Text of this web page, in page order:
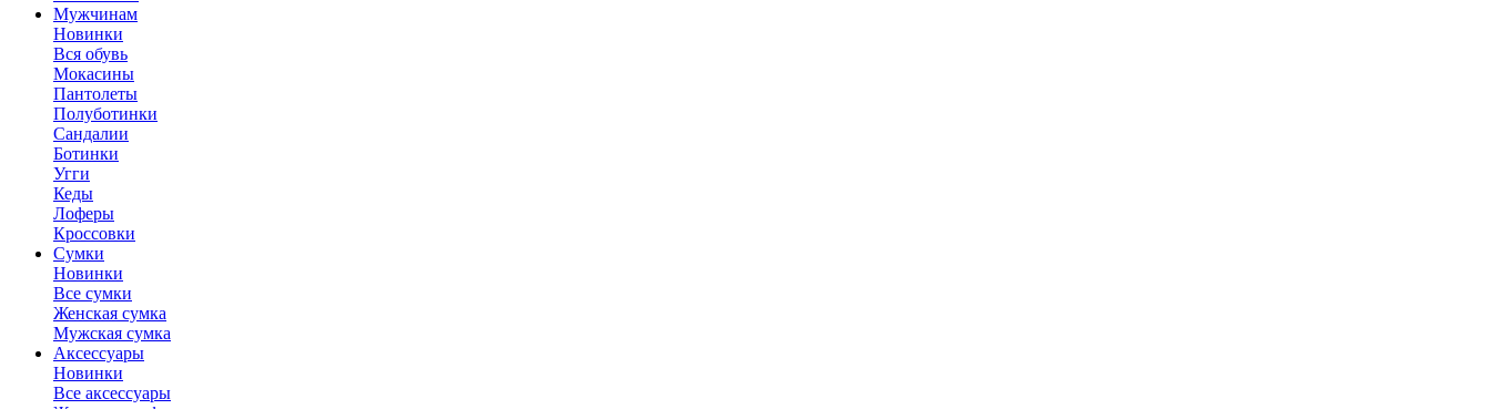
Мужчинам
Новинки
Вся обувь
Мокасины
Пантолеты
Полуботинки
Сандалии
Ботинки
Угги
Кеды
Лоферы
Кроссовки
Сумки
Новинки
Все сумки
Женская сумка
Мужская сумка
Аксессуары
Новинки
Все аксессуары